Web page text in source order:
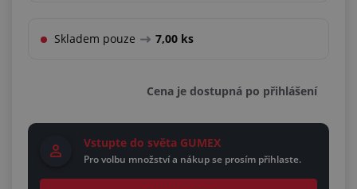
Skladem pouze 7,00 ks
Cena je dostupná po přihlášení
Vstupte do světa GUMEX
Pro volbu množství a nákup se prosím přihlaste.